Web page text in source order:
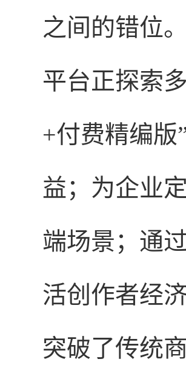
之间的错位
平台正探索
+付费精编版
益；为企业
端场景；通
活创作者经
突破了传统